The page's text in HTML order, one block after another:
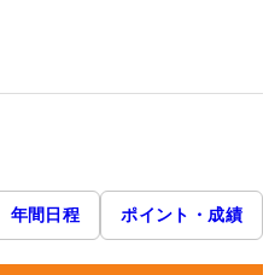
年間日程 ポイント・成績